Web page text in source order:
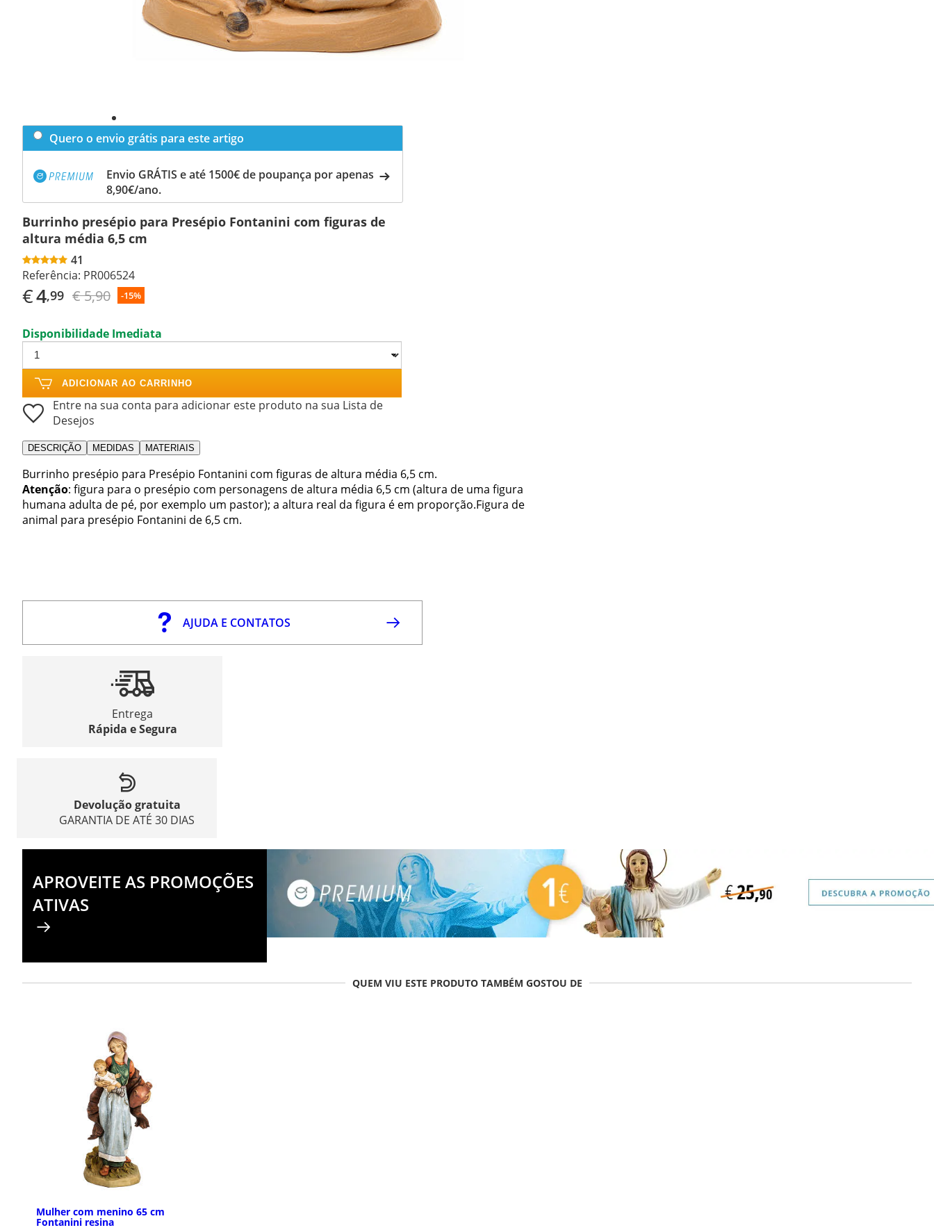
Quero o envio grátis para este artigo
Envio GRÁTIS e até 1500€ de poupança por apenas
8,90€/ano.
Burrinho presépio para Presépio Fontanini com figuras de
altura média 6,5 cm
41
Referência: PR006524
€4,99 € 5,90 -15%
Disponibilidade Imediata
ADICIONAR AO CARRINHO
Entre na sua conta para adicionar este produto na sua Lista de
Desejos
DESCRIÇÃO MEDIDAS MATERIAIS
Burrinho presépio para Presépio Fontanini com figuras de altura média 6,5 cm.
Atenção: figura para o presépio com personagens de altura média 6,5 cm (altura de uma figura
humana adulta de pé, por exemplo um pastor); a altura real da figura é em proporção.Figura de
animal para presépio Fontanini de 6,5 cm.
AJUDA E CONTATOS
Entrega
Rápida e Segura
Devolução gratuita
GARANTIA DE ATÉ 30 DIAS
APROVEITE AS PROMOÇÕES
ATIVAS
QUEM VIU ESTE PRODUTO TAMBÉM GOSTOU DE
Mulher com menino 65 cm
Fontanini resina